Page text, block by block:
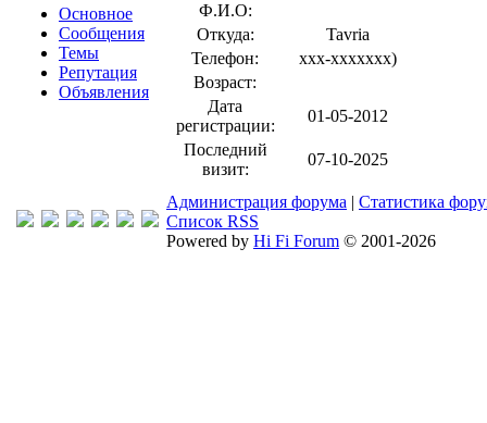
Основное
Сообщения
Темы
Репутация
Объявления
Ф.И.О:
Откуда:
Tavria
Телефон:
xxx-xxxxxxx)
Возраст:
Дата
регистрации:
01-05-2012
Последний
визит:
07-10-2025
Администрация форума | Статистика
Список RSS
Powered by Hi Fi Forum © 2001-2026